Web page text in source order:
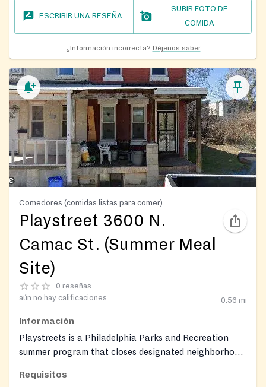
ESCRIBIR UNA RESEÑA
SUBIR FOTO DE
COMIDA
¿Información incorrecta? Déjenos saber
Comedores (comidas listas para comer)
Playstreet 3600 N.
Camac St. (Summer Meal
Site)
0 reseñas
aún no hay calificaciones
0.56 mi
Información
Playstreets is a Philadelphia Parks and Recreation
summer program that closes designated neighborhood
supervised outdoor spaces where children and teens
Requisitos